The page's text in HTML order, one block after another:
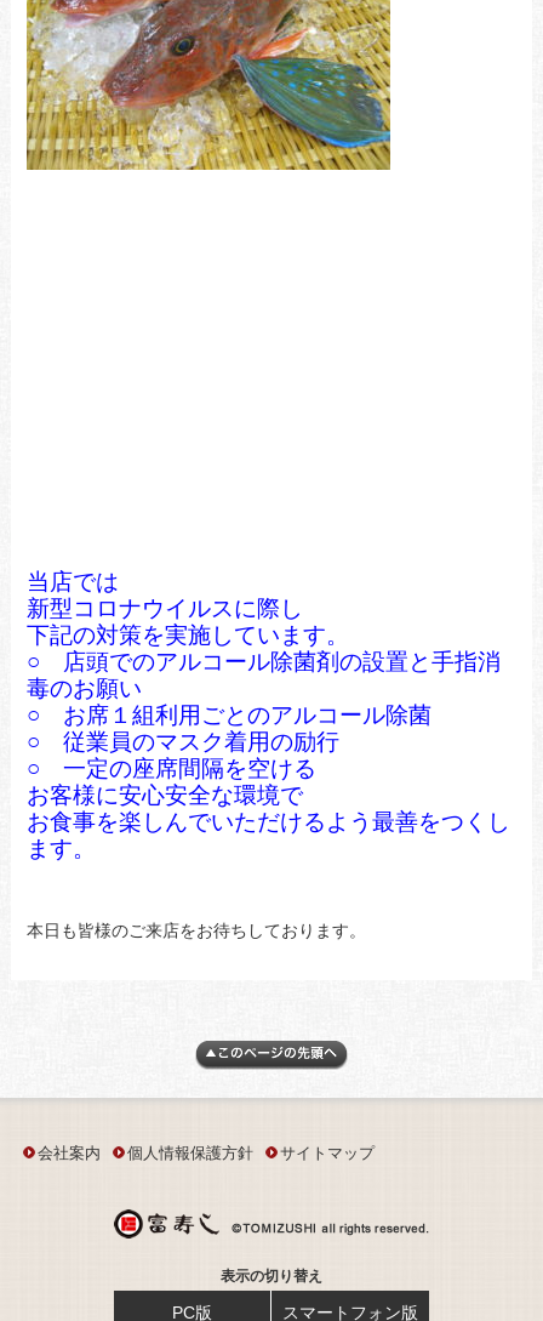
当店では
新型コロナウイルスに際し
下記の対策を実施しています。
○ 店頭でのアルコール除菌剤の設置と手指消
毒のお願い
○ お席１組利用ごとのアルコール除菌
○ 従業員のマスク着用の励行
○ 一定の座席間隔を空ける
お客様に安心安全な環境で
お食事を楽しんでいただけるよう最善をつくし
ます。
本日も皆様のご来店をお待ちしております。
会社案内 個人情報保護方針 サイトマップ
表示の切り替え
PC版 スマートフォン版